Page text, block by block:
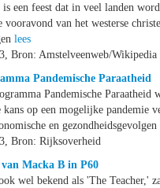
een feest dat in veel landen
vooravond van het westerse
lees
Bron: Amstelveenweb/Wikipedia
Pandemische Paraatheid
Pandemische Paraatheid
kans op een mogelijke pandemie
en gezondheidsgevolgen
Bron: Rijksoverheid
Macka B in P60
wel bekend als 'The Teacher,'